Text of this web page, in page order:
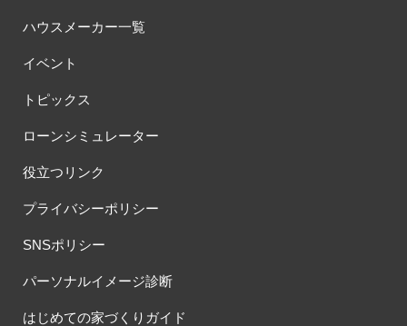
ハウスメーカー一覧
イベント
トピックス
ローンシミュレーター
役立つリンク
プライバシーポリシー
SNSポリシー
パーソナルイメージ診断
はじめての家づくりガイド